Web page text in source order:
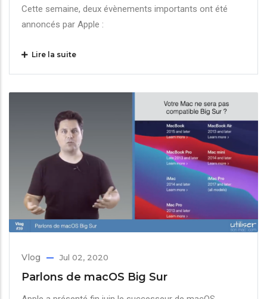
Cette semaine, deux évènements importants ont été
annoncés par Apple :
Lire la suite
Vlog Jul 02, 2020
Parlons de macOS Big Sur